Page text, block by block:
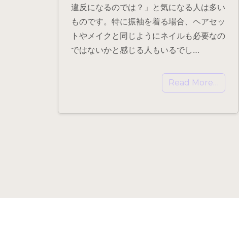
違反になるのでは？」と気になる人は多い
ものです。特に振袖を着る場合、ヘアセッ
トやメイクと同じようにネイルも必要なの
ではないかと感じる人もいるでし…
Read More…